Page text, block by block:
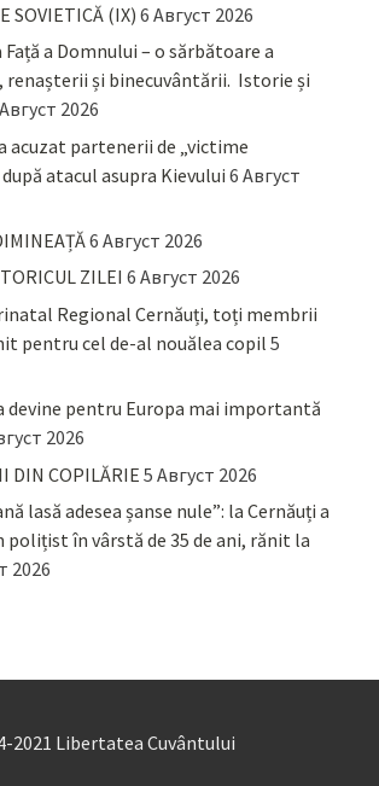
SOVIETICĂ (IX) 6 Август 2026
a Domnului – o sărbătoare a
și binecuvântării. Istorie și
2026
acuzat partenerii de „victime
atacul asupra Kievului 6 Август
6 Август 2026
ZILEI 6 Август 2026
Regional Cernăuți, toți membrii
pentru cel de-al nouălea copil 5
devine pentru Europa mai importantă
2026
DIN COPILĂRIE 5 Август 2026
lasă adesea șanse nule”: la Cernăuți a
în vârstă de 35 de ani, rănit la
2026
2021 Libertatea Cuvântului